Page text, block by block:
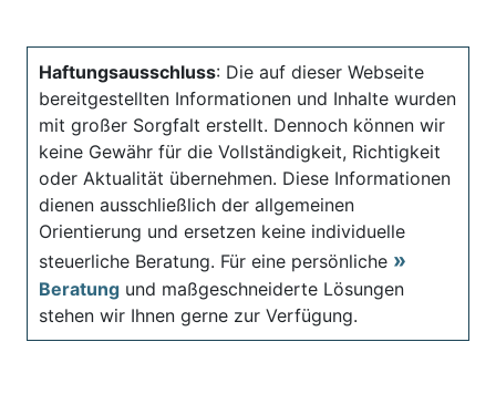
Haftungsausschluss: Die auf dieser Webseite
bereitgestellten Informationen und Inhalte wurden
mit großer Sorgfalt erstellt. Dennoch können wir
keine Gewähr für die Vollständigkeit, Richtigkeit
oder Aktualität übernehmen. Diese Informationen
dienen ausschließlich der allgemeinen
Orientierung und ersetzen keine individuelle
steuerliche Beratung. Für eine persönliche
Beratung und maßgeschneiderte Lösungen
stehen wir Ihnen gerne zur Verfügung.